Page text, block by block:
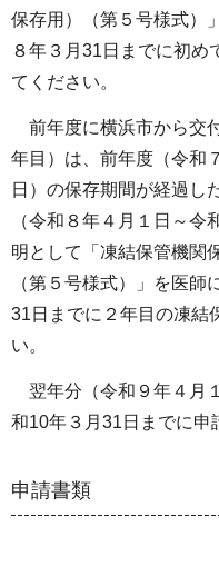
保存用）（第５号様式）
８年３月31日までに初め
てください。
前年度に横浜市から交
年目）は、前年度（令和
日）の保存期間が経過し
（令和８年４月１日～
明として「凍結保管機関
（第５号様式）」を医師
31日までに２年目の凍結
い。
翌年分（令和９年４月
和10年３月31日までに申
申請書類